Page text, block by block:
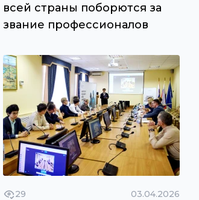
всей страны поборются за
звание профессионалов
29 03.04.2026